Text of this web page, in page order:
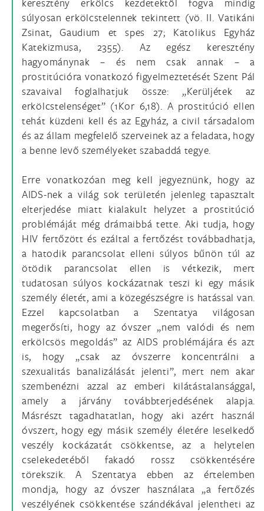
súlyosan erkölcstelennek tekintett (vö. II. Vatikáni
Zsinat, Gaudium et spes 27; Katolikus Egyház
Katekizmusa, 2355). Az egész keresztény
hagyománynak – és nem csak annak – a
prostitúcióra vonatkozó figyelmeztetését Szent Pál
szavaival foglalhatjuk össze: „Kerüljétek az
erkölcstelenséget” (1Kor 6,18). A prostitúció ellen
tehát küzdeni kell és az Egyház, a civil társadalom
és az állam megfelelő szerveinek az a feladata, hogy
a benne levő személyeket szabaddá tegye.
Erre vonatkozóan meg kell jegyeznünk, hogy az
AIDS-nek a világ sok területén jelenleg tapasztalt
elterjedése miatt kialakult helyzet a prostitúció
problémáját még drámaibbá tette. Aki tudja, hogy
HIV fertőzött és ezáltal a fertőzést továbbadhatja,
a hatodik parancsolat elleni súlyos bűnön túl az
ötödik parancsolat ellen is vétkezik, mert
tudatosan súlyos kockázatnak teszi ki egy másik
személy életét, ami a közegészségre is hatással van.
Ezzel kapcsolatban a Szentatya világosan
megerősíti, hogy az óvszer „nem valódi és nem
erkölcsös megoldás” az AIDS problémájára és azt
is, hogy „csak az óvszerre koncentrálni a
szexualitás banalizálását jelenti”, mert nem akar
szembenézni azzal az emberi kilátástalansággal,
amely a járvány továbbterjedésének alapja.
Másrészt tagadhatatlan, hogy aki azért használ
óvszert, hogy egy másik személy életére leselkedő
veszély kockázatát csökkentse, az a helytelen
cselekedetéből fakadó rossz csökkentésére
törekszik. A Szentatya ebben az értelemben
mondja, hogy az óvszer használata „a fertőzés
veszélyének csökkentése szándékával jelentheti az